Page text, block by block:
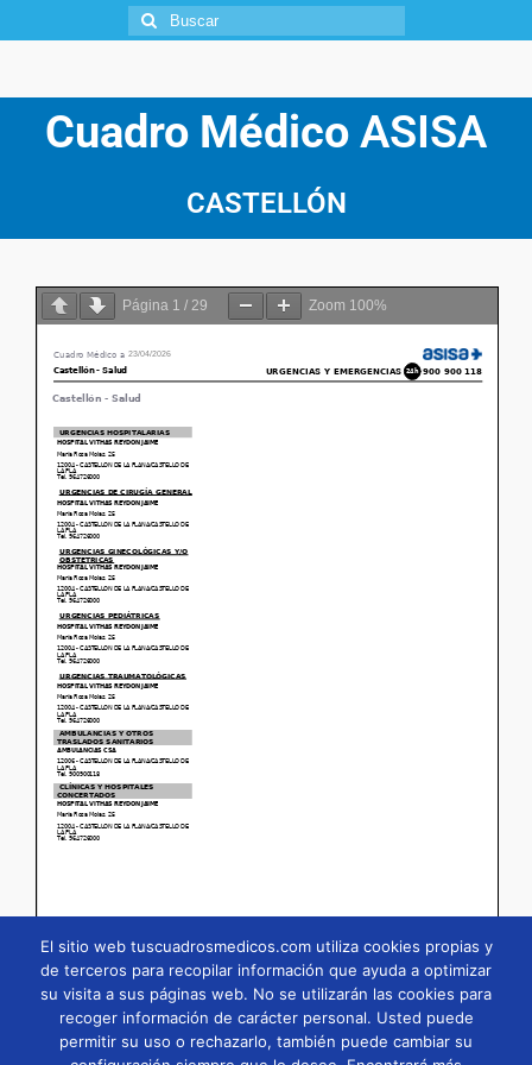
Cuadro Médico ASISA
CASTELLÓN
Página 1 / 29 Zoom 100%
Página1/29 Zoom100%
El sitio web tuscuadrosmedicos.com utiliza cookies propias y
de terceros para recopilar información que ayuda a optimizar
su visita a sus páginas web. No se utilizarán las cookies para
recoger información de carácter personal. Usted puede
permitir su uso o rechazarlo, también puede cambiar su